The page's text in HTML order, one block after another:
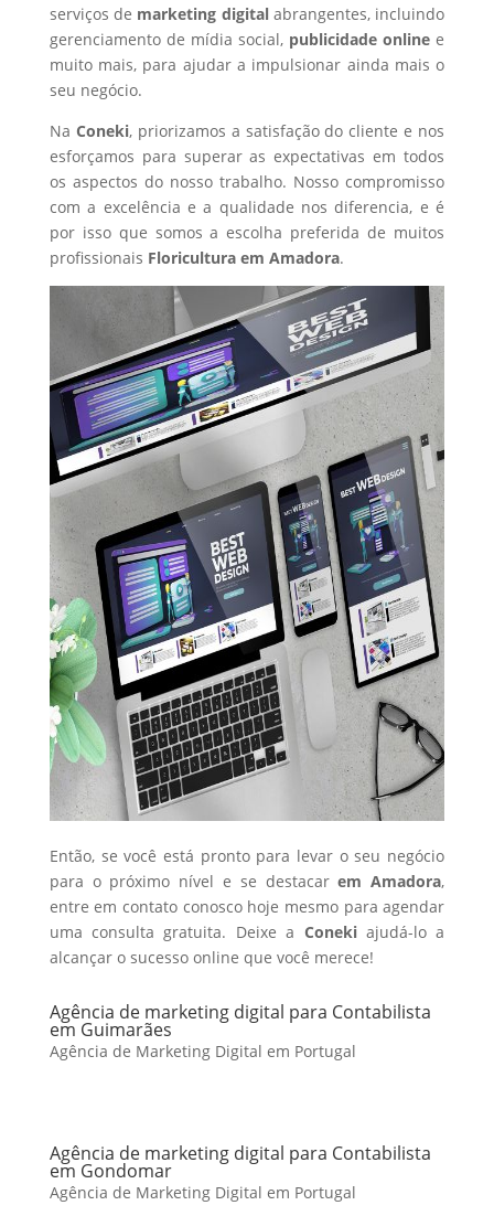
serviços de marketing digital abrangentes, incluindo
gerenciamento de mídia social, publicidade online e
muito mais, para ajudar a impulsionar ainda mais o
seu negócio.
Na Coneki, priorizamos a satisfação do cliente e nos
esforçamos para superar as expectativas em todos
os aspectos do nosso trabalho. Nosso compromisso
com a excelência e a qualidade nos diferencia, e é
por isso que somos a escolha preferida de muitos
profissionais Floriculturaem Amadora.
Então, se você está pronto para levar o seu negócio
para o próximo nível e se destacarem Amadora,
entre em contato conosco hoje mesmo para agendar
uma consulta gratuita. Deixe a Conekiajudá-lo a
alcançar o sucesso online que você merece!
Agência de marketing digital para Contabilista
em Guimarães
Agência de Marketing Digital em Portugal
Agência de marketing digital para Contabilista
em Gondomar
Agência de Marketing Digital em Portugal